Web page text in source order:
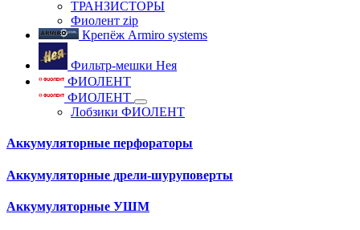
ТРАНЗИСТОРЫ
Фиолент zip
Крепёж Armiro systems
Фильтр-мешки Нея
ФИОЛЕНТ
ФИОЛЕНТ
Лобзики ФИОЛЕНТ
Аккумуляторные перфораторы
Аккумуляторные дрели-шуруповерты
Аккумуляторные УШМ